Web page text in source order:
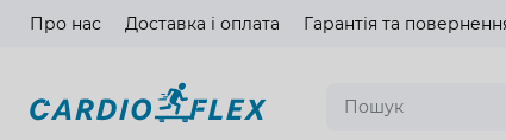
Про нас Доставка і оплата Гарантія та